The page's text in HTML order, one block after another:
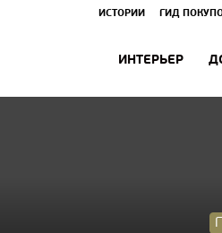
ИСТОРИИ ГИД
ИНТЕРЬЕР